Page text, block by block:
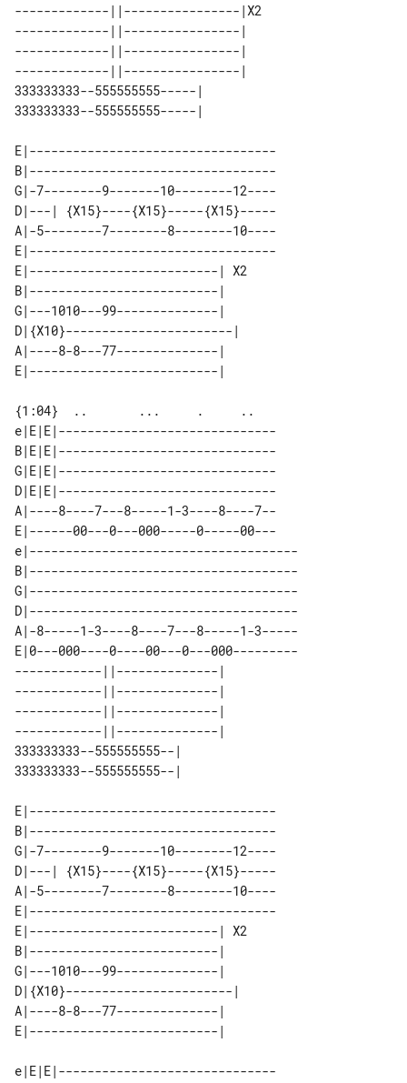
-------------||----------------|X2
-------------||----------------|
-------------||----------------|
-------------||----------------|
333333333--555555555-----|
E|----------------------------------
B|----------------------------------
G|-7--------9-------10--------12----
D|---| {X15}----{X15}-----{X15}-----
A|-5--------7--------8--------10----
E|----------------------------------
E|--------------------------| X2
B|--------------------------|
G|---1010---99--------------|
D|{X10}-----------------------|
A|----8-8---77--------------|
{1:04}  ..       ...     .     ..
e|E|E|------------------------------
B|E|E|------------------------------
G|E|E|------------------------------
D|E|E|------------------------------
A|----8----7---8-----1-3----8----7--
E|------00---0---000-----0-----00---
e|-------------------------------------
B|-------------------------------------
G|-------------------------------------
D|-------------------------------------
A|-8-----1-3----8----7---8-----1-3-----
E|0---000----0----00---0---000---------
------------||--------------|
------------||--------------|
------------||--------------|
------------||--------------|
333333333--555555555--|
E|----------------------------------
B|----------------------------------
G|-7--------9-------10--------12----
D|---| {X15}----{X15}-----{X15}-----
A|-5--------7--------8--------10----
E|----------------------------------
E|--------------------------| X2
B|--------------------------|
G|---1010---99--------------|
D|{X10}-----------------------|
A|----8-8---77--------------|
e|E|E|------------------------------